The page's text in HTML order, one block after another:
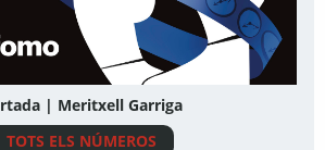
| Meritxell Garriga
TOTS ELS NÚMEROS